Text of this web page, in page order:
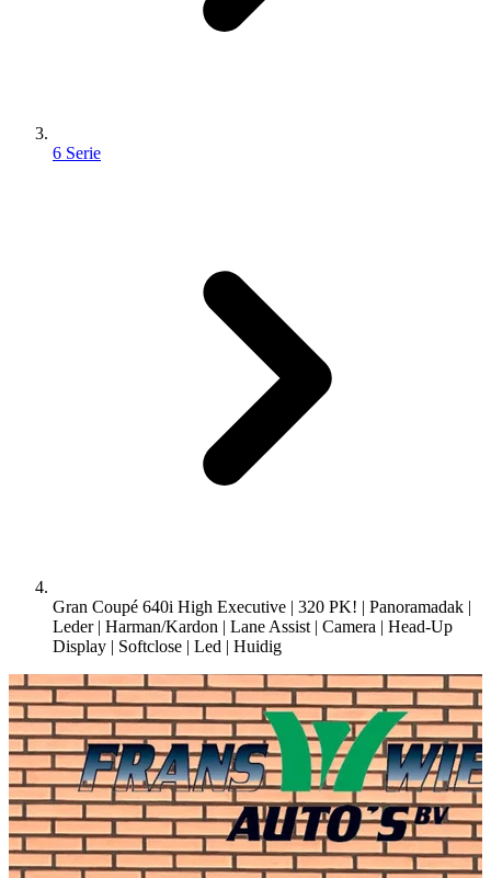
6 Serie
Gran Coupé 640i High Executive | 320 PK! | Panoramadak |
Leder | Harman/Kardon | Lane Assist | Camera | Head-Up
Display | Softclose | Led | Huidig